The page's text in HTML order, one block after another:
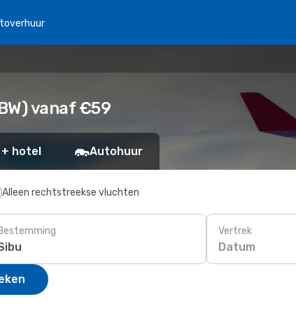
vanaf €59
hotel Autohuur
Alleen rechtstreekse vluchten
Vertrek
Datum